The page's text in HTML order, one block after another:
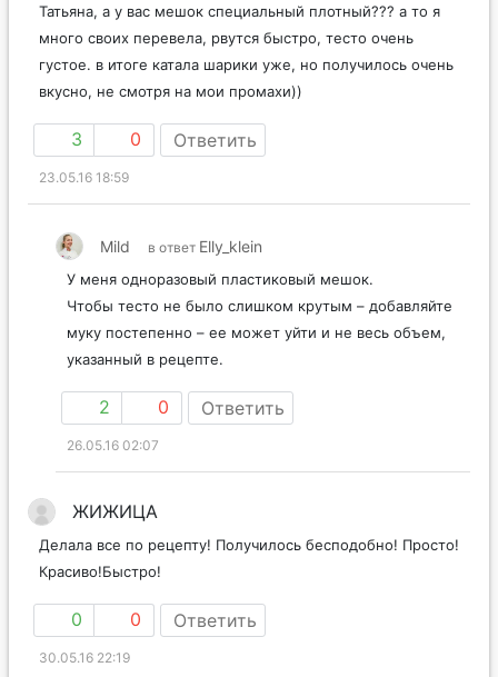
Татьяна, а у вас мешок специальный плотный??? а то я
много своих перевела, рвутся быстро, тесто очень
густое. в итоге катала шарики уже, но получилось очень
вкусно, не смотря на мои промахи))
3 0 Ответить
23.05.16 18:59
Mild в ответ Elly_klein
У меня одноразовый пластиковый мешок.
Чтобы тесто не было слишком крутым – добавляйте
муку постепенно – ее может уйти и не весь объем,
указанный в рецепте.
2 0 Ответить
26.05.16 02:07
ЖИЖИЦА
Делала все по рецепту! Получилось бесподобно! Просто!
Красиво!Быстро!
0 0 Ответить
30.05.16 22:19